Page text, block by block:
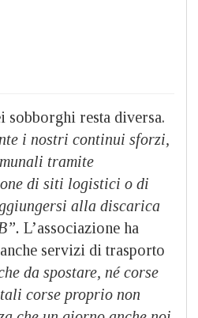
sobborghi resta diversa.
i nostri continui sforzi,
tramite
di siti logistici o di
alla discarica
L’associazione ha
servizi di trasporto
da spostare, né corse
corse proprio non